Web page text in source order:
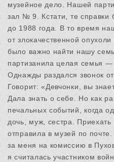
музейное дело. Нашей
зал № 9. Кстати, те справки
до 1988 года. В то время
от злокачественной
было важно найти нашу
партизанила целая семья —
Однажды раздался звонок
Говорит: «Девчонки, вы
Дала знать о себе. Но как
печальных событий, когда
дочь, муж, сестра.
отправила в музей по
за меня на комиссию в
я считалась участником